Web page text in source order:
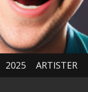
2025 ARTISTER